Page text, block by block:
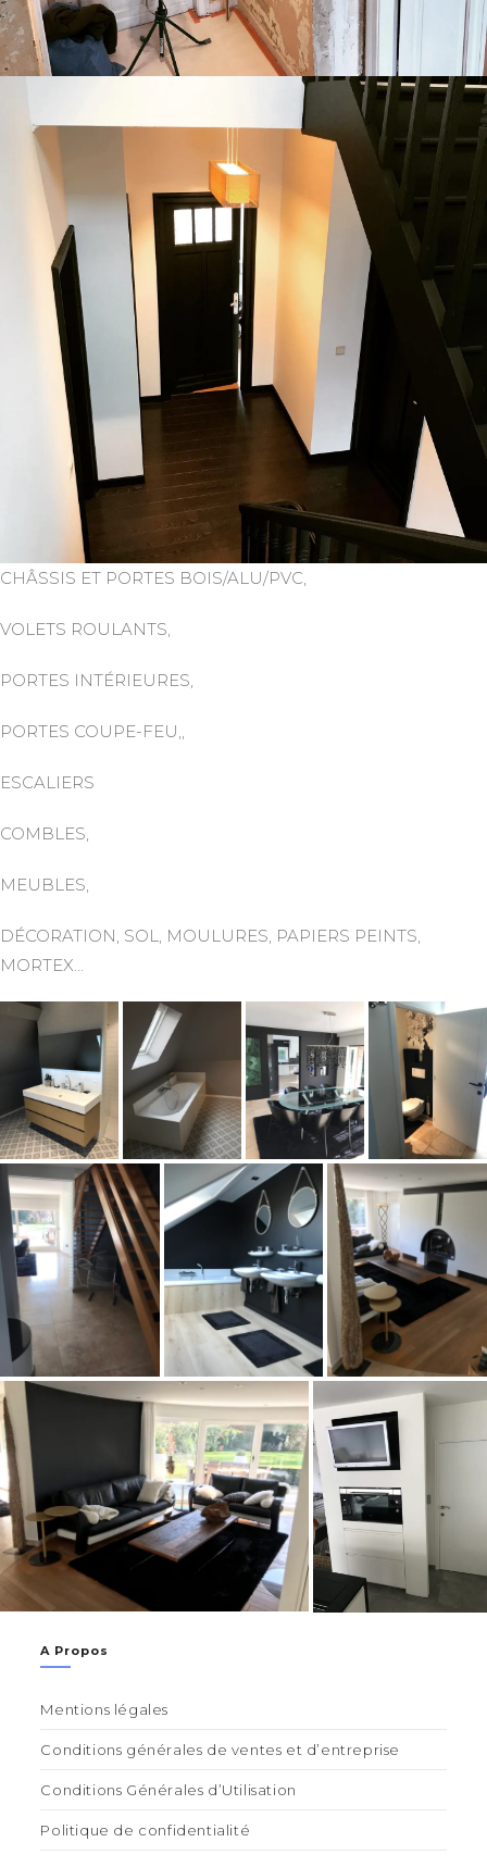
CHÂSSIS ET PORTES BOIS/ALU/PVC,
VOLETS ROULANTS,
PORTES INTÉRIEURES,
PORTES COUPE-FEU,,
ESCALIERS
COMBLES,
MEUBLES,
DÉCORATION, SOL, MOULURES, PAPIERS PEINTS,
MORTEX…
A Propos
Mentions légales
Conditions générales de ventes et d’entreprise
Conditions Générales d’Utilisation
Politique de confidentialité